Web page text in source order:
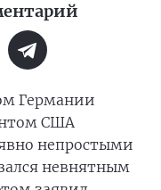
Германии
США
непростыми
невнятным